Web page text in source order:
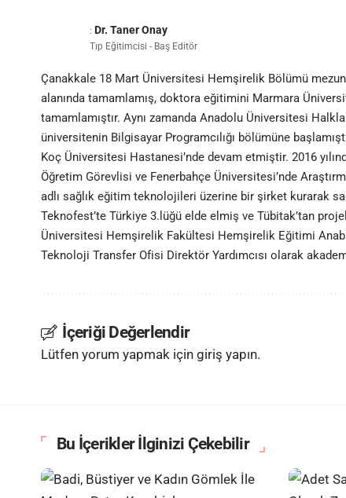
: Dr. Taner Onay
Tıp Eğitimcisi - Baş Editör
Çanakkale 18 Mart Üniversitesi Hemşirelik Bölümü
alanında tamamlamış, doktora eğitimini Marmara
tamamlamıştır. Aynı zamanda Anadolu Üniversitesi
üniversitenin Bilgisayar Programcılığı bölümüne
Koç Üniversitesi Hastanesi’nde devam etmiştir. 2016
Öğretim Görevlisi ve Fenerbahçe Üniversitesi’nde
adlı sağlık eğitim teknolojileri üzerine bir şirket kurarak
Teknofest’te Türkiye 3.lüğü elde elmiş ve Tübitak’tan
Üniversitesi Hemşirelik Fakültesi Hemşirelik Eğitimi
Teknoloji Transfer Ofisi Direktör Yardımcısı olarak
İçeriği Değerlendir
Lütfen yorum yapmak için giriş yapın.
Bu İçerikler İlginizi Çekebilir